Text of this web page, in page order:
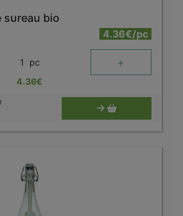
sureau bio
4.36€/pc
1 pc +
4.36€